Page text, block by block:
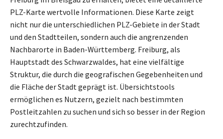
PLZ-Karte wertvolle Informationen. Diese Karte zeigt
nicht nur die unterschiedlichen PLZ-Gebiete in der Stadt
und den Stadtteilen, sondern auch die angrenzenden
Nachbarorte in Baden-Württemberg. Freiburg, als
Hauptstadt des Schwarzwaldes, hat eine vielfältige
Struktur, die durch die geografischen Gegebenheiten und
die Fläche der Stadt geprägt ist. Übersichtstools
ermöglichen es Nutzern, gezielt nach bestimmten
Postleitzahlen zu suchen und sich so besser in der Region
zurechtzufinden.